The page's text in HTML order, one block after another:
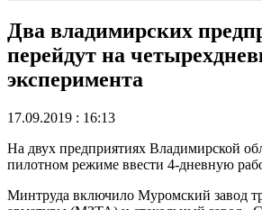
Два владимирских
перейдут на
эксперимента
17.09.2019 : 16:13
На двух предприятиях Владимирской
пилотном режиме ввести 4-дневную
Минтруда включило Муромский завод